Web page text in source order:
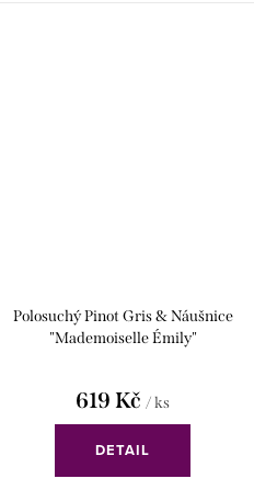
Polosuchý Pinot Gris & Náušnice
"Mademoiselle Émily"
619 Kč / ks
DETAIL